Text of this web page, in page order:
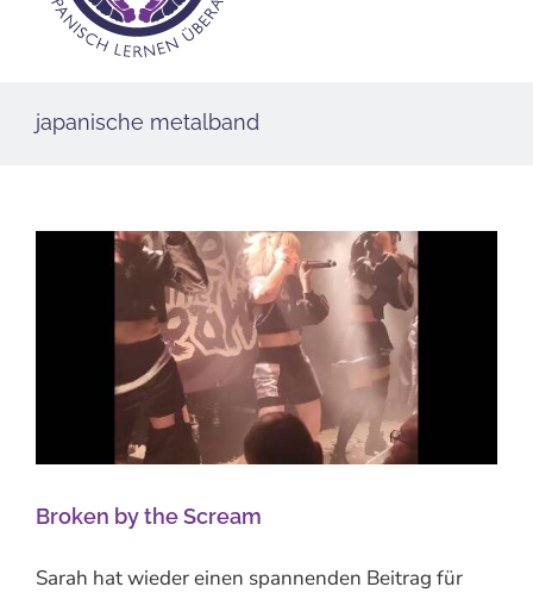
japanische metalband
Broken by the Scream
Sarah hat wieder einen spannenden Beitrag für